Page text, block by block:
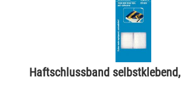
Haftschlussband